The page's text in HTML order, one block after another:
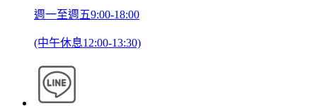
週一至週五9:00-18:00
(中午休息12:00-13:30)